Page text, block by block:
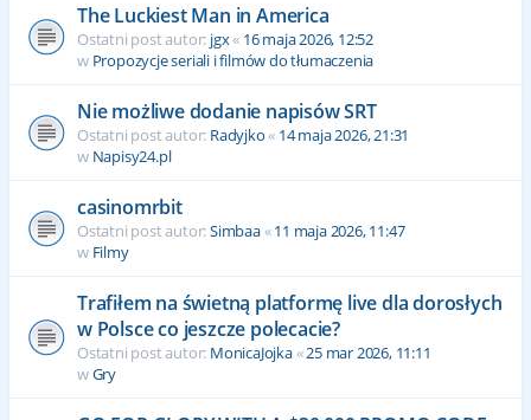
The Luckiest Man in America
Ostatni post autor: jgx« 16 maja 2026, 12:52
w Propozycje seriali i filmów do tłumaczenia
Nie możliwe dodanie napisów SRT
Ostatni post autor: Radyjko« 14 maja 2026, 21:31
w Napisy24.pl
casinomrbit
Ostatni post autor:Simbaa«11 maja 2026, 11:47
w Filmy
Trafiłem na świetną platformę live dla dorosłych
w Polsce co jeszcze polecacie?
Ostatni post autor: MonicaJojka«25 mar 2026, 11:11
wGry